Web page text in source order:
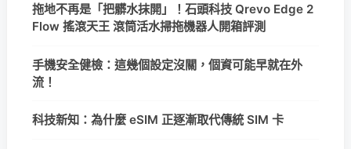
拖地不再是「把髒水抹開」！石頭科技 Qrevo Edge 2
Flow 搖滾天王 滾筒活水掃拖機器人開箱評測
手機安全健檢：這幾個設定沒關，個資可能早就在外
流！
科技新知：為什麼 eSIM 正逐漸取代傳統 SIM 卡